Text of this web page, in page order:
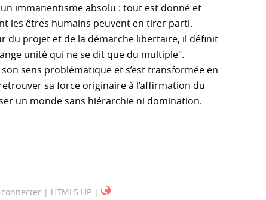
immanentisme absolu : tout est donné et
les êtres humains peuvent en tirer parti.
du projet et de la démarche libertaire, il définit
unité qui ne se dit que du multiple".
sens problématique et s’est transformée en
sa force originaire à l’affirmation du
un monde sans hiérarchie ni domination.
connecter| HTML5 UP|